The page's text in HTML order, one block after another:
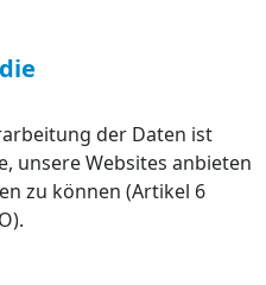
der Daten ist
unsere Websites anbieten
zu können (Artikel 6